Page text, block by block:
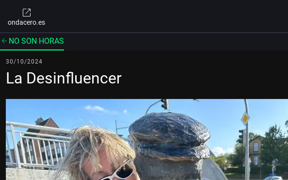
ondacero.es
NO SON HORAS
30/10/2024
La Desinfluencer